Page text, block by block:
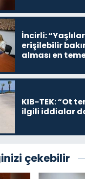
İncirli:
erişilebilir
alması en
KIB-TEK: “Ot
ilgili iddialar
çekebilir